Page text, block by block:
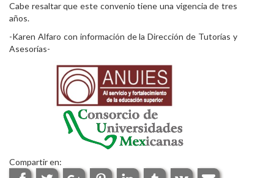
Cabe resaltar que este convenio tiene una vigencia de tres
años.
-Karen Alfaro con información de la Dirección de Tutorías y
Asesorías-
Compartir en: